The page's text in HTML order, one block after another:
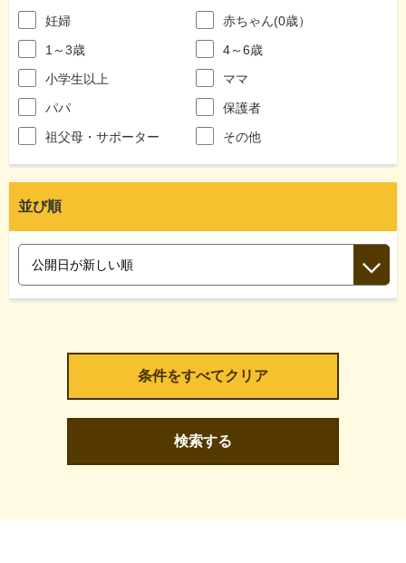
妊婦
赤ちゃん(0歳）
1～3歳
4～6歳
小学生以上
ママ
パパ
保護者
祖父母・サポーター
その他
並び順
検索する